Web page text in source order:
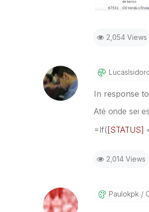
2,054 Views
In response to
Até onde sei
=If( [STATUS]
2,014 Views
Paulokpk